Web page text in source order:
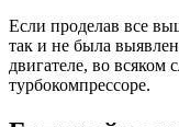
Если проделав все
так и не была
двигателе, во всяком
турбокомпрессоре.